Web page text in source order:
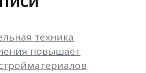
техника
повышает